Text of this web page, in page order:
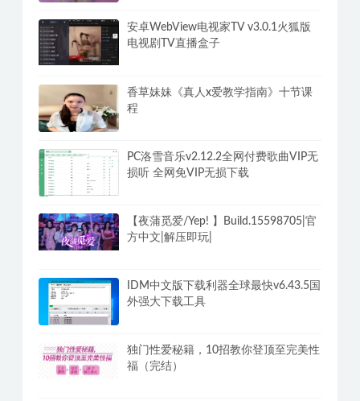
安卓WebView电视家TV v3.0.1火狐版
电视剧TV直播盒子
香草妹妹《真人x爱教学指南》十节课
程
PC洛雪音乐v2.12.2全网付费歌曲VIP无
损听 全网免VIP无损下载
【夜蒲觅爱/Yep! 】Build.15598705|官
方中文|解压即玩|
IDM中文版下载利器全球最快v6.43.5国
外强大下载工具
独门性爱秘籍，10招教你登顶至完美性
福（完结）